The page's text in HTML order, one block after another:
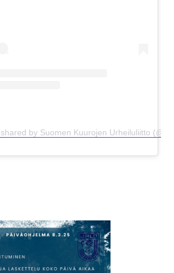
by Suomen Kuurojen Urheiluliitto